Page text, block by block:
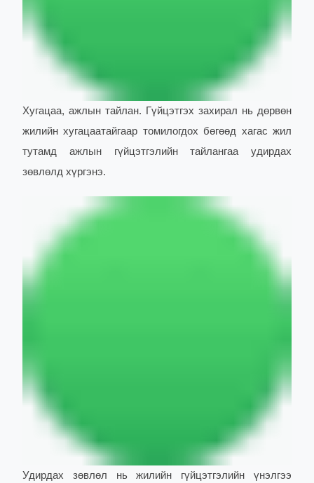
Хугацаа, ажлын тайлан. Гүйцэтгэх захирал нь дөрвөн
жилийн хугацаатайгаар томилогдох бөгөөд хагас жил
тутамд ажлын гүйцэтгэлийн тайлангаа удирдах
зөвлөлд хүргэнэ.
Удирдах зөвлөл нь жилийн гүйцэтгэлийн үнэлгээ